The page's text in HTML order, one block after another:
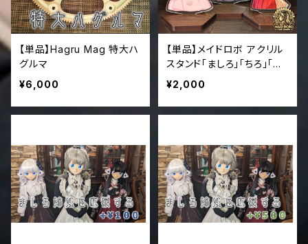
【単品】Hagru Mag 特大ハ
グルマ
¥6,000
【単品】メイドロボ アクリル
スタンド「ましろ」「ちろ」「ち
や」
¥2,000